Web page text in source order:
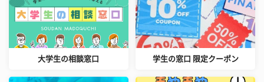
大学生の相談窓口 学生の窓口 限定クーポン